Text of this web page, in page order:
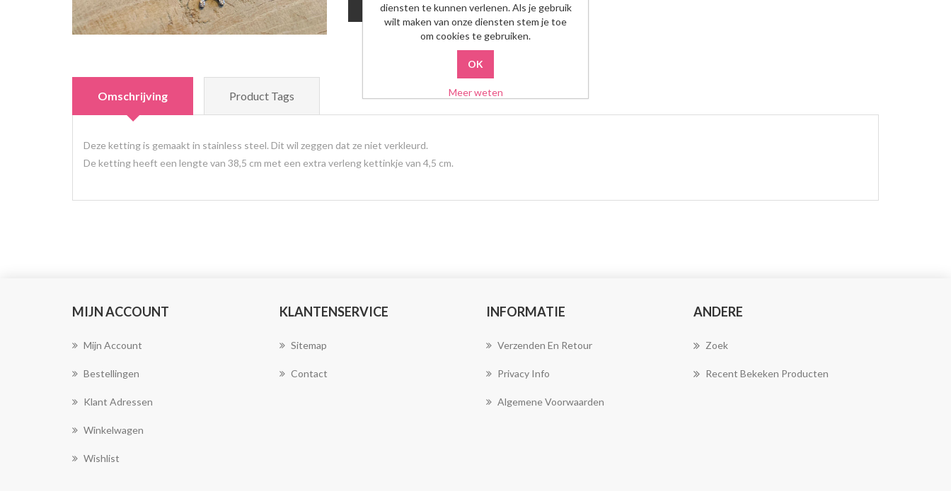
Omschrijving Product Tags
Deze ketting is gemaakt in stainless steel. Dit wil zeggen dat ze niet verkleurd.
De ketting heeft een lengte van 38,5 cm met een extra verleng kettinkje van 4,5 cm.
MIJN ACCOUNT
Mijn Account
Bestellingen
Klant Adressen
Winkelwagen
Wishlist
KLANTENSERVICE
Sitemap
Contact
INFORMATIE
Verzenden En Retour
Privacy Info
Algemene Voorwaarden
ANDERE
Zoek
Recent Bekeken Producten
diensten te kunnen verlenen. Als je gebruik
wilt maken van onze diensten stem je toe
om cookies te gebruiken.
Meer weten